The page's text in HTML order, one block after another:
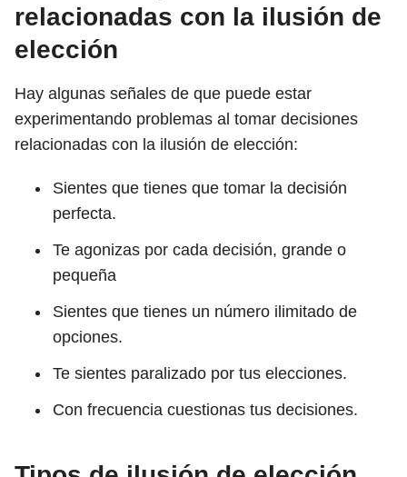
relacionadas con la ilusión de
elección
Hay algunas señales de que puede estar
experimentando problemas al tomar decisiones
relacionadas con la ilusión de elección:
Sientes que tienes que tomar la decisión
perfecta.
Te agonizas por cada decisión, grande o
pequeña
Sientes que tienes un número ilimitado de
opciones.
Te sientes paralizado por tus elecciones.
Con frecuencia cuestionas tus decisiones.